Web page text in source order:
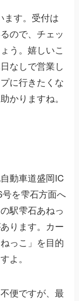
ます。受付は
ので、チェッ
う。嬉しいこ
なしで営業し
に行きたくな
かりますね。
動車道盛岡IC
を雫石方面へ
駅雫石あねっ
ります。カー
っこ」を目的
よ。
便ですが、最